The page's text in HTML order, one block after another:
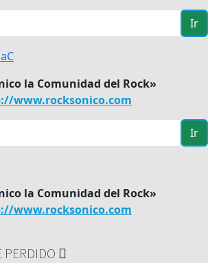
Ir
la Comunidad del Rock»
www.rocksonico.com
Ir
la Comunidad del Rock»
www.rocksonico.com
PERDIDO